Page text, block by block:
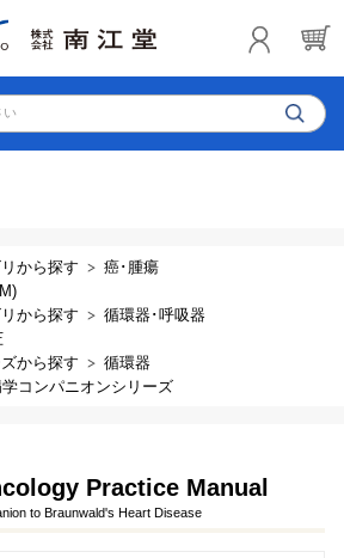
い
から探す
癌･腫瘍
から探す
循環器･呼吸器
から探す
循環器
コンパニオンシリーズ
Practice Manual
to Braunwald's Heart Disease